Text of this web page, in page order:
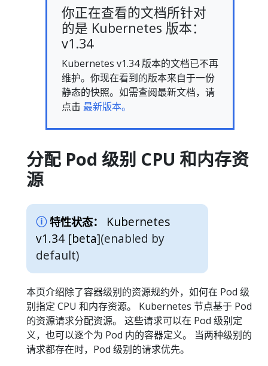
你正在查看的文档所针对
的是 Kubernetes 版本：
v1.34
Kubernetes v1.34 版本的文档已不再
维护。你现在看到的版本来自于一份
静态的快照。如需查阅最新文档，请
点击 最新版本。
分配 Pod 级别 CPU 和内存资
源
特性状态：
Kubernetes
v1.34 [beta](enabled by
default)
本页介绍除了容器级别的资源规约外，如何在 Pod 级
别指定 CPU 和内存资源。 Kubernetes 节点基于 Pod
的资源请求分配资源。 这些请求可以在 Pod 级别定
义，也可以逐个为 Pod 内的容器定义。 当两种级别的
请求都存在时，Pod 级别的请求优先。